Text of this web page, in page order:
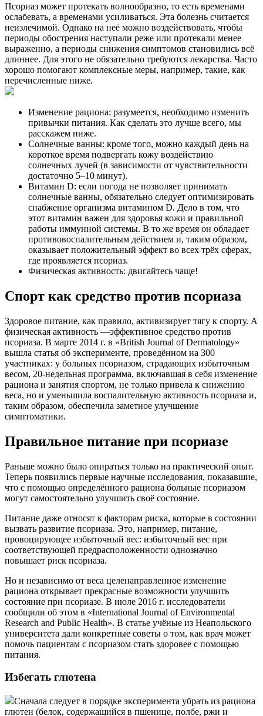
Псориаз может протекать волнообразно, то есть временами
ослабевать, а временами усиливаться. Эта болезнь считается
неизлечимой. Однако на неё можно воздействовать, чтобы
периоды обострения наступали реже или протекали менее
выраженно, а периоды снижения симптомов становились всё
длиннее. Для этого не обязательно требуются лекарства. Часто
хорошо помогают комплексные меры, например, такие, как
перечисленные ниже.
Изменение рациона: разумеется, необходимо изменить
привычки питания. Как сделать это лучше всего, мы
расскажем ниже.
Солнечные ванны: кроме того, можно каждый день на
короткое время подвергать кожу воздействию
солнечных лучей (в зависимости от чувствительности
достаточно 5–10 минут).
Витамин D: если погода не позволяет принимать
солнечные ванны, обязательно следует оптимизировать
снабжение организма витамином D. Дело в том, что
этот витамин важен для здоровья кожи и правильной
работы иммунной системы. В то же время он обладает
противовоспалительным действием и, таким образом,
оказывает положительный эффект во всех трёх сферах,
где проявляется псориаз.
Физическая активность: двигайтесь чаще!
Спорт как средство против псориаза
Здоровое питание, как правило, активизирует тягу к спорту. А
физическая активность —эффективное средство против
псориаза. В марте 2014 г. в «British Journal of Dermatology»
вышла статья об эксперименте, проведённом на 300
участниках: у больных псориазом, страдающих избыточным
весом, 20-недельная программа, включавшая в себя изменение
рациона и занятия спортом, не только привела к снижению
веса, но и уменьшила воспалительную активность псориаза и,
таким образом, обеспечила заметное улучшение
симптоматики.
Правильное питание при псориазе
Раньше можно было опираться только на практический опыт.
Теперь появились первые научные исследования, показавшие,
что с помощью определённого рациона больные псориазом
могут самостоятельно улучшить своё состояние.
Питание даже относят к факторам риска, которые в состоянии
вызвать развитие псориаза. Это, например, питание,
провоцирующее избыточный вес: избыточный вес при
соответствующей предрасположенности однозначно
повышает риск псориаза.
Но и независимо от веса целенаправленное изменение
рациона открывает прекрасные возможности улучшить
состояние при псориазе. В июле 2016 г. исследователи
сообщили об этом в «International Journal of Environmental
Research and Public Health». В статье учёные из Неапольского
университета дали конкретные советы о том, как врач может
помочь пациентам с псориазом стать здоровее с помощью
питания.
Избегать глютена
Сначала следует в порядке эксперимента убрать из рациона
глютен (белок, содержащийся в пшенице, полбе, ржи и